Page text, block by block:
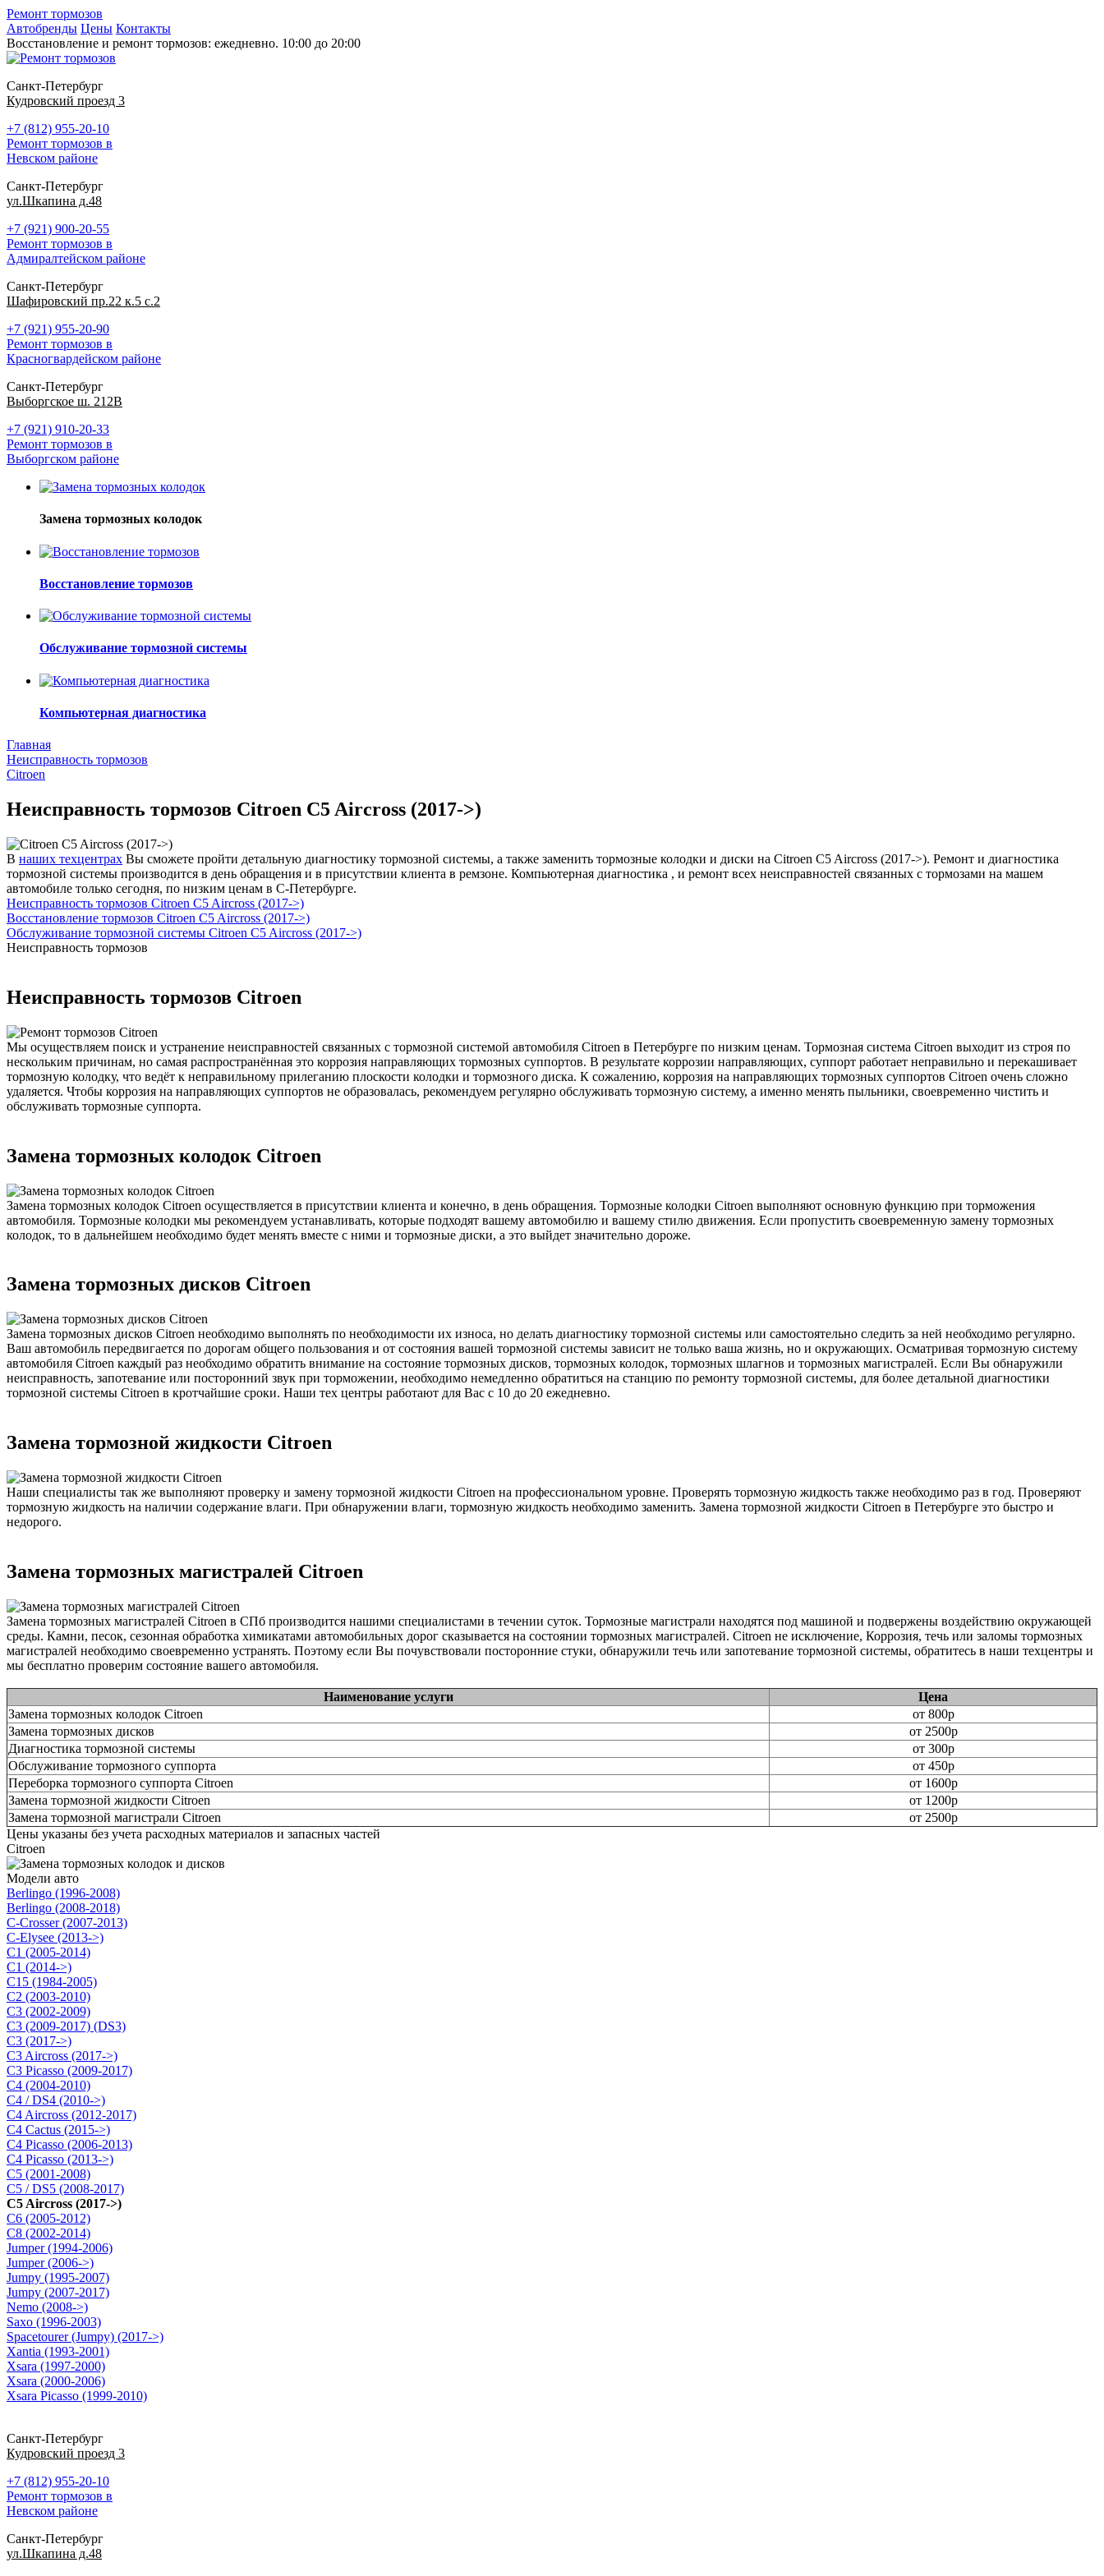
Ремонт тормозов
Автобренды Цены Контакты
Восстановление и ремонт тормозов: ежедневно. 10:00 до 20:00
Санкт-Петербург
Кудровский проезд 3
+7 (812) 955-20-10
Ремонт тормозов в
Невском районе
Санкт-Петербург
ул.Шкапина д.48
+7 (921) 900-20-55
Ремонт тормозов в
Адмиралтейском районе
Санкт-Петербург
Шафировский пр.22 к.5 с.2
+7 (921) 955-20-90
Ремонт тормозов в
Красногвардейском районе
Санкт-Петербург
Выборгское ш. 212В
+7 (921) 910-20-33
Ремонт тормозов в
Выборгском районе
Замена тормозных колодок
Восстановление тормозов
Обслуживание тормозной системы
Компьютерная диагностика
Главная
Неисправность тормозов
Citroen
Неисправность тормозов Citroen C5 Aircross (2017->)
В наших техцентрах Вы сможете пройти детальную диагностику тормозной системы, а также заменить тормозные колодки и диски на Citroen C5 Aircross (2017->). Ремонт и диагностика
тормозной системы производится в день обращения и в присутствии клиента в ремзоне. Компьютерная диагностика , и ремонт всех неисправностей связанных с тормозами на машем
автомобиле только сегодня, по низким ценам в С-Петербурге.
Неисправность тормозов Citroen C5 Aircross (2017->)
Восстановление тормозов Citroen C5 Aircross (2017->)
Обслуживание тормозной системы Citroen C5 Aircross (2017->)
Неисправность тормозов
Неисправность тормозов Citroen
Мы осуществляем поиск и устранение неисправностей связанных с тормозной системой автомобиля Citroen в Петербурге по низким ценам. Тормозная система Citroen выходит из строя по
нескольким причинам, но самая распространённая это коррозия направляющих тормозных суппортов. В результате коррозии направляющих, суппорт работает неправильно и перекашивает
тормозную колодку, что ведёт к неправильному прилеганию плоскости колодки и тормозного диска. К сожалению, коррозия на направляющих тормозных суппортов Citroen очень сложно
удаляется. Чтобы коррозия на направляющих суппортов не образовалась, рекомендуем регулярно обслуживать тормозную систему, а именно менять пыльники, своевременно чистить и
обслуживать тормозные суппорта.
Замена тормозных колодок Citroen
Замена тормозных колодок Citroen осуществляется в присутствии клиента и конечно, в день обращения. Тормозные колодки Citroen выполняют основную функцию при торможения
автомобиля. Тормозные колодки мы рекомендуем устанавливать, которые подходят вашему автомобилю и вашему стилю движения. Если пропустить своевременную замену тормозных
колодок, то в дальнейшем необходимо будет менять вместе с ними и тормозные диски, а это выйдет значительно дороже.
Замена тормозных дисков Citroen
Замена тормозных дисков Citroen необходимо выполнять по необходимости их износа, но делать диагностику тормозной системы или самостоятельно следить за ней необходимо регулярно.
Ваш автомобиль передвигается по дорогам общего пользования и от состояния вашей тормозной системы зависит не только ваша жизнь, но и окружающих. Осматривая тормозную систему
автомобиля Citroen каждый раз необходимо обратить внимание на состояние тормозных дисков, тормозных колодок, тормозных шлагнов и тормозных магистралей. Если Вы обнаружили
неисправность, запотевание или посторонний звук при торможении, необходимо немедленно обратиться на станцию по ремонту тормозной системы, для более детальной диагностики
тормозной системы Citroen в кротчайшие сроки. Наши тех центры работают для Вас с 10 до 20 ежедневно.
Замена тормозной жидкости Citroen
Наши специалисты так же выполняют проверку и замену тормозной жидкости Citroen на профессиональном уровне. Проверять тормозную жидкость также необходимо раз в год. Проверяют
тормозную жидкость на наличии содержание влаги. При обнаружении влаги, тормозную жидкость необходимо заменить. Замена тормозной жидкости Citroen в Петербурге это быстро и
недорого.
Замена тормозных магистралей Citroen
Замена тормозных магистралей Citroen в СПб производится нашими специалистами в течении суток. Тормозные магистрали находятся под машиной и подвержены воздействию окружающей
среды. Камни, песок, сезонная обработка химикатами автомобильных дорог сказывается на состоянии тормозных магистралей. Citroen не исключение, Коррозия, течь или заломы тормозных
магистралей необходимо своевременно устранять. Поэтому если Вы почувствовали посторонние стуки, обнаружили течь или запотевание тормозной системы, обратитесь в наши техцентры и
мы бесплатно проверим состояние вашего автомобиля.
Наименование услуги
Цена
Замена тормозных колодок Citroen
от 800р
Замена тормозных дисков
от 2500р
Диагностика тормозной системы
от 300р
Обслуживание тормозного суппорта
от 450р
Переборка тормозного суппорта Citroen
от 1600р
Замена тормозной жидкости Citroen
от 1200р
Замена тормозной магистрали Citroen
от 2500р
Цены указаны без учета расходных материалов и запасных частей
Citroen
Модели авто
Berlingo (1996-2008)
Berlingo (2008-2018)
C-Crosser (2007-2013)
C-Elysee (2013->)
C1 (2005-2014)
C1 (2014->)
C15 (1984-2005)
C2 (2003-2010)
C3 (2002-2009)
C3 (2009-2017) (DS3)
C3 (2017->)
C3 Aircross (2017->)
C3 Picasso (2009-2017)
C4 (2004-2010)
C4 / DS4 (2010->)
C4 Aircross (2012-2017)
C4 Cactus (2015->)
C4 Picasso (2006-2013)
C4 Picasso (2013->)
C5 (2001-2008)
C5 / DS5 (2008-2017)
C5 Aircross (2017->)
C6 (2005-2012)
C8 (2002-2014)
Jumper (1994-2006)
Jumper (2006->)
Jumpy (1995-2007)
Jumpy (2007-2017)
Nemo (2008->)
Saxo (1996-2003)
Spacetourer (Jumpy) (2017->)
Xantia (1993-2001)
Xsara (1997-2000)
Xsara (2000-2006)
Xsara Picasso (1999-2010)
Санкт-Петербург
Кудровский проезд 3
+7 (812) 955-20-10
Ремонт тормозов в
Невском районе
Санкт-Петербург
ул.Шкапина д.48